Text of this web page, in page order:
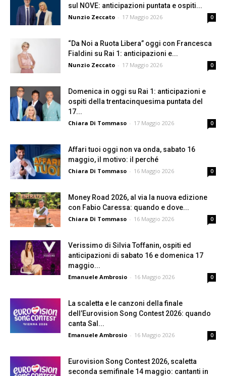
sul NOVE: anticipazioni puntata e ospiti...
Nunzio Zeccato - 17 Maggio 2026 0
“Da Noi a Ruota Libera” oggi con Francesca
Fialdini su Rai 1: anticipazioni e...
Nunzio Zeccato - 17 Maggio 2026 0
Domenica in oggi su Rai 1: anticipazioni e
ospiti della trentacinquesima puntata del
17...
Chiara Di Tommaso - 17 Maggio 2026 0
Affari tuoi oggi non va onda, sabato 16
maggio, il motivo: il perché
Chiara Di Tommaso - 16 Maggio 2026 0
Money Road 2026, al via la nuova edizione
con Fabio Caressa: quando e dove...
Chiara Di Tommaso - 16 Maggio 2026 0
Verissimo di Silvia Toffanin, ospiti ed
anticipazioni di sabato 16 e domenica 17
maggio...
Emanuele Ambrosio - 16 Maggio 2026 0
La scaletta e le canzoni della finale
dell’Eurovision Song Contest 2026: quando
canta Sal...
Emanuele Ambrosio - 16 Maggio 2026 0
Eurovision Song Contest 2026, scaletta
seconda semifinale 14 maggio: cantanti in